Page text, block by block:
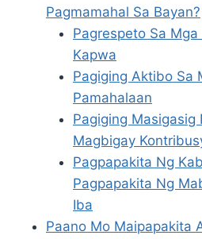
Pagmamahal Sa Bayan?
Pagrespeto Sa
Kapwa
Pagiging Aktibo Sa
Pamahalaan
Pagiging
Magbigay
Pagpapakita Ng
Pagpapakita Ng
Iba
Paano Mo Maipapakita